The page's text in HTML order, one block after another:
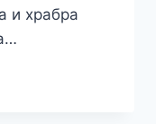
и храбра